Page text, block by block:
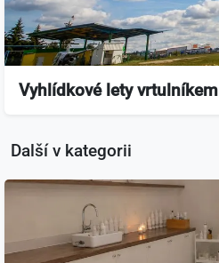
Vyhlídkové lety vrtulníkem
Další v kategorii